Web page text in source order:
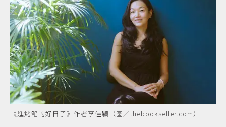
《進烤箱的好日子》作者李佳穎（圖／thebookseller.com）